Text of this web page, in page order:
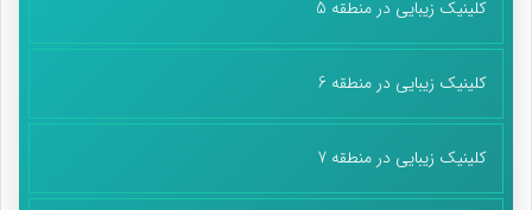
کلینیک زیبایی در منطقه 5
کلینیک زیبایی در منطقه 6
کلینیک زیبایی در منطقه 7